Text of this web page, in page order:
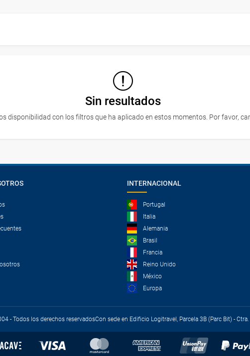
Sin resultados
disponibilidad con los filtros que ha aplicado en estos momentos. Por favor,
INTERNACIONAL
Portugal
Italia
Alemania
Brasil
Francia
Reino Unido
México
Europa
- Todos los derechos reservadosCon sede en Edificio Logitravel, Parcela 3B (Parc Bit) -